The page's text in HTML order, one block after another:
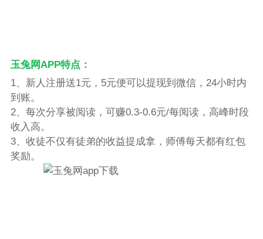
玉兔网APP特点：
1、新人注册送1元，5元便可以提现到微信，24小时内
到账。
2、每次分享被阅读，可赚0.3-0.6元/每阅读，高峰时段
收入高。
3、收徒不仅有徒弟的收益提成拿，师傅每天都有红包
奖励。